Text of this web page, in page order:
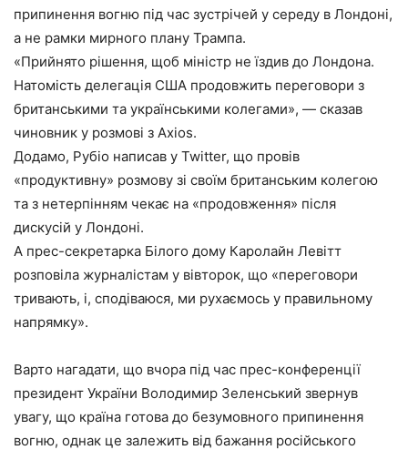
припинення вогню під час зустрічей у середу в Лондоні,
а не рамки мирного плану Трампа.
«Прийнято рішення, щоб міністр не їздив до Лондона.
Натомість делегація США продовжить переговори з
британськими та українськими колегами», — сказав
чиновник у розмові з Axios.
Додамо, Рубіо написав у Twitter, що провів
«продуктивну» розмову зі своїм британським колегою
та з нетерпінням чекає на «продовження» після
дискусій у Лондоні.
А прес-секретарка Білого дому Каролайн Левітт
розповіла журналістам у вівторок, що «переговори
тривають, і, сподіваюся, ми рухаємось у правильному
напрямку».
Варто нагадати, що вчора під час прес-конференції
президент України Володимир Зеленський звернув
увагу, що країна готова до безумовного припинення
вогню, однак це залежить від бажання російського